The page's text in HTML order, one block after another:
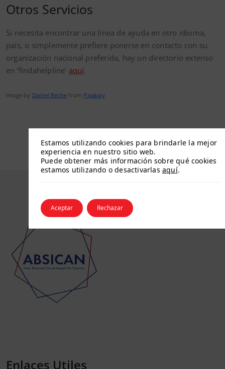
Otros Servicios
Si necesita encontrar una línea de ayuda en otro idioma,
país, o simplemente prefiere ponerse en contacto con su
organización nacional preferida, hay un directorio extenso
en ‘findahelpline’ aquí.
Image by Daniel Reche from Pixabay
Enlaces Utiles
Estamos utilizando cookies para brindarle la mejor
experiencia en nuestro sitio web.
Puede obtener más información sobre qué cookies
estamos utilizando o desactivarlas aquí.
Aceptar Rechazar